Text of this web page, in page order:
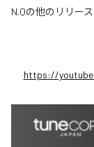
N.Qの他のリリース
https://